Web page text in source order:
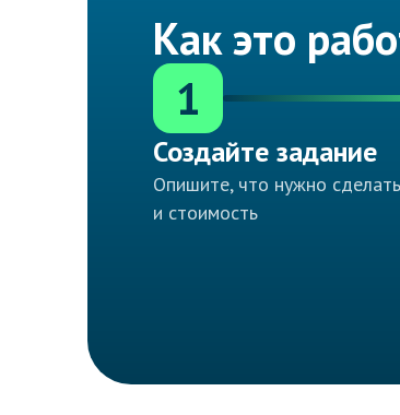
Как это
1
Создайте задание
Опишите, что нужно
и стоимость